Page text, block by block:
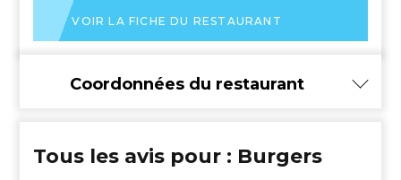
VOIR LA FICHE DU RESTAURANT
Coordonnées du restaurant
Tous les avis pour : Burgers